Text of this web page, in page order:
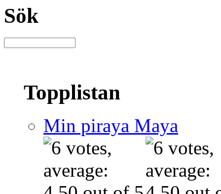
Sök
Topplistan
Min piraya Maya